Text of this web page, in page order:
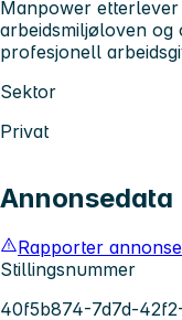
Manpower
arbeidsmiljøloven
profesjonell
Sektor
Privat
Annonsedata
Rapporter annonse
Stillingsnummer
40f5b874-7d7d-